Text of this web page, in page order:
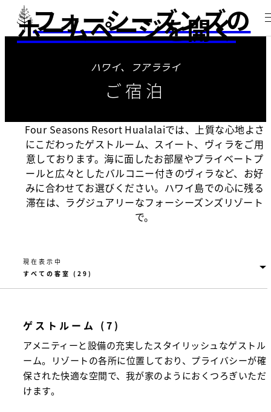
フォーシーズンズの
ホームページを開く
ハワイ、フアラライ
ご宿泊
Four Seasons Resort Hualalaiでは、上質な心地よさ
にこだわったゲストルーム、スイート、ヴィラをご用
意しております。海に面したお部屋やプライベートプ
ールと広々としたバルコニー付きのヴィラなど、お好
みに合わせてお選びください。ハワイ島での心に残る
滞在は、ラグジュアリーなフォーシーズンズリゾート
で。
現在表示中
ゲストルーム (7)
アメニティーと設備の充実したスタイリッシュなゲストル
ーム。リゾートの各所に位置しており、プライバシーが確
保された快適な空間で、我が家のようにおくつろぎいただ
けます。